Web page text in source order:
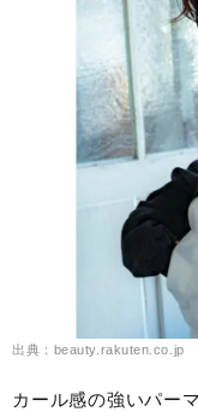
出典：beauty.rakuten.co.jp
カール感の強いパー